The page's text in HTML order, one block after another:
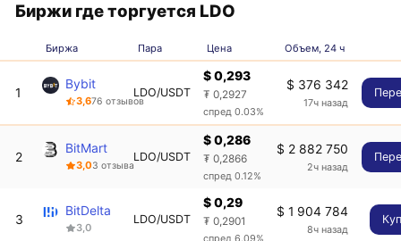
Биржи где торгуется LDO
Биржа Пара Цена Объем, 24 ч
1
Bybit
3,676 отзывов
LDO/USDT
$ 0,293
₮ 0,2927
спред 0.03%
$ 376 342
17ч назад
2
BitMart
3,03 отзыва
LDO/USDT
$ 0,286
₮ 0,2866
спред 0.12%
$ 2 882 750
2ч назад
3
BitDelta
3,0
LDO/USDT
$ 0,29
₮ 0,2901
спред 6.09%
$ 1 904 784
8ч назад